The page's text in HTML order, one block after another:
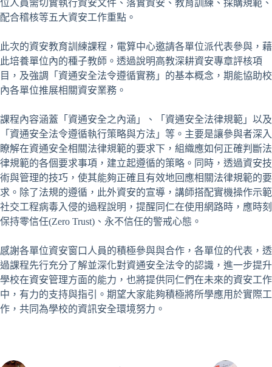
位人員需切實執行資安文件、落實資安、教育訓練、採購規範、
配合稽核等五大資安工作重點。
此次的資安教育訓練課程，電算中心邀請各單位派代表參與，藉
此培養單位內的種子教師。透過說明高教深耕資安專章評核項
目，及強調「資通安全法令遵循實務」的基本概念，期能協助校
內各單位推展相關資安業務。
課程內容涵蓋「資通安全之內涵」、「資通安全法律規範」以及
「資通安全法令遵循執行策略與方法」等。主要是讓參與者深入
瞭解在資通安全相關法律規範的要求下，組織應如何正確判斷法
律規範的各個要求事項，建立起遵循的策略。同時，透過資安技
術與管理的技巧，使其能夠正確且有效地回應相關法律規範的要
求。除了法規的遵循，此外資安的宣導，講師搭配實機操作示範
社交工程病毒入侵的過程說明，提醒同仁在使用網路時，應時刻
保持零信任(Zero Trust)、永不信任的警戒心態。
感謝各單位資安窗口人員的積極參與與合作，各單位的代表，透
過課程先行充分了解並深化對資通安全法令的認識，進一步提升
學校在資安管理方面的能力，也將提供同仁們在未來的資安工作
中，有力的支持與指引。期望大家能夠積極將所學應用於實際工
作，共同為學校的資訊安全環境努力。